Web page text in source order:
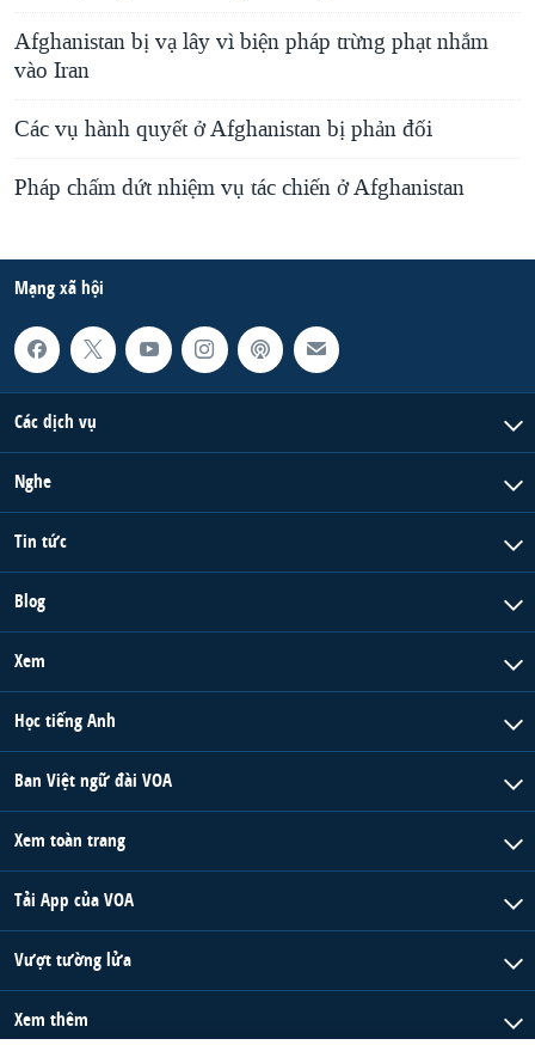
Afghanistan bị vạ lây vì biện pháp trừng phạt nhắm
vào Iran
Các vụ hành quyết ở Afghanistan bị phản đối
Pháp chấm dứt nhiệm vụ tác chiến ở Afghanistan
Mạng xã hội
Các dịch vụ
Nghe
Tin tức
Blog
Xem
Học tiếng Anh
Ban Việt ngữ đài VOA
Xem toàn trang
Tải App của VOA
Vượt tường lửa
Xem thêm